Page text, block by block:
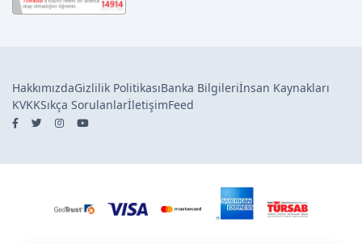
HakkımızdaGizlilik PolitikasıBanka Bilgileriİnsan Kaynakları
KVKKSıkça SorulanlarİletişimFeed